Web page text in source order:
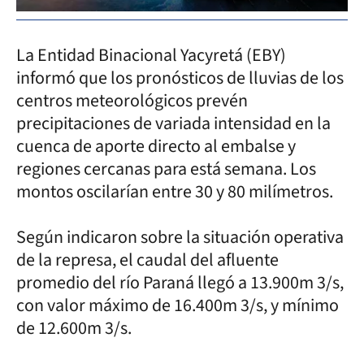
La Entidad Binacional Yacyretá (EBY)
informó que los pronósticos de lluvias de los
centros meteorológicos prevén
precipitaciones de variada intensidad en la
cuenca de aporte directo al embalse y
regiones cercanas para está semana. Los
montos oscilarían entre 30 y 80 milímetros.
Según indicaron sobre la situación operativa
de la represa, el caudal del afluente
promedio del río Paraná llegó a 13.900m 3/s,
con valor máximo de 16.400m 3/s, y mínimo
de 12.600m 3/s.